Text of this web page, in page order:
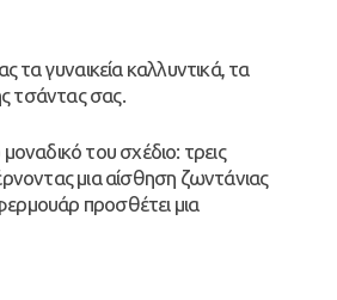
τα γυναικεία καλλυντικά, τα
τσάντας σας.
του σχέδιο: τρεις
μια αίσθηση ζωντάνιας
προσθέτει μια